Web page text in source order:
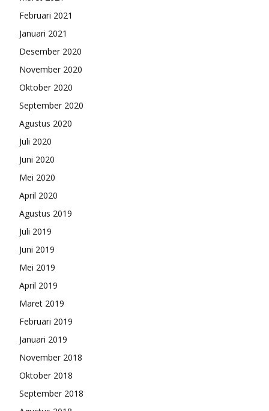
Februari 2021
Januari 2021
Desember 2020
November 2020
Oktober 2020
September 2020
Agustus 2020
Juli 2020
Juni 2020
Mei 2020
April 2020
Agustus 2019
Juli 2019
Juni 2019
Mei 2019
April 2019
Maret 2019
Februari 2019
Januari 2019
November 2018
Oktober 2018
September 2018